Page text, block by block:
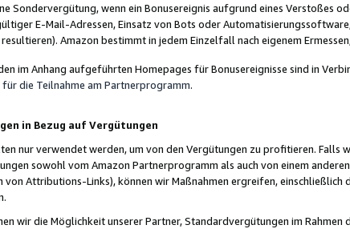
Sondervergütung, wenn ein Bonusereignis aufgrund eines Verstoßes
E-Mail-Adressen, Einsatz von Bots oder
Amazon bestimmt in jedem Einzelfall nach eigenem
im Anhang aufgeführten Homepages für Bonusereignisse sind in
die Teilnahme am Partnerprogramm.
in Bezug auf Vergütungen
nur verwendet werden, um von den Vergütungen zu profitieren.
sowohl vom Amazon Partnerprogramm als auch von einem
von Attributions-Links), können wir Maßnahmen ergreifen,
wir die Möglichkeit unserer Partner, Standardvergütungen im